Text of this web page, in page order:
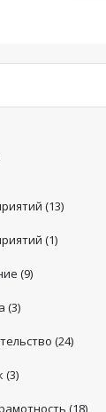
(13)
(1)
(9)
(3)
(24)
(3)